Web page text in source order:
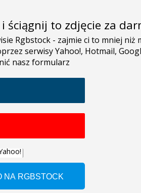
ściągnij to zdjęcie za